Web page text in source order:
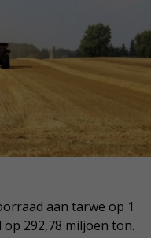
aan tarwe op 1
292,78 miljoen ton.